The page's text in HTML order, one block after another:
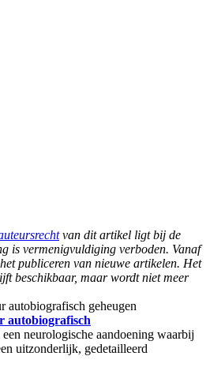
van dit artikel ligt bij de
is vermenigvuldiging verboden. Vanaf
publiceren van nieuwe artikelen. Het
beschikbaar, maar wordt niet meer
autobiografisch
neurologische aandoening waarbij
uitzonderlijk, gedetailleerd